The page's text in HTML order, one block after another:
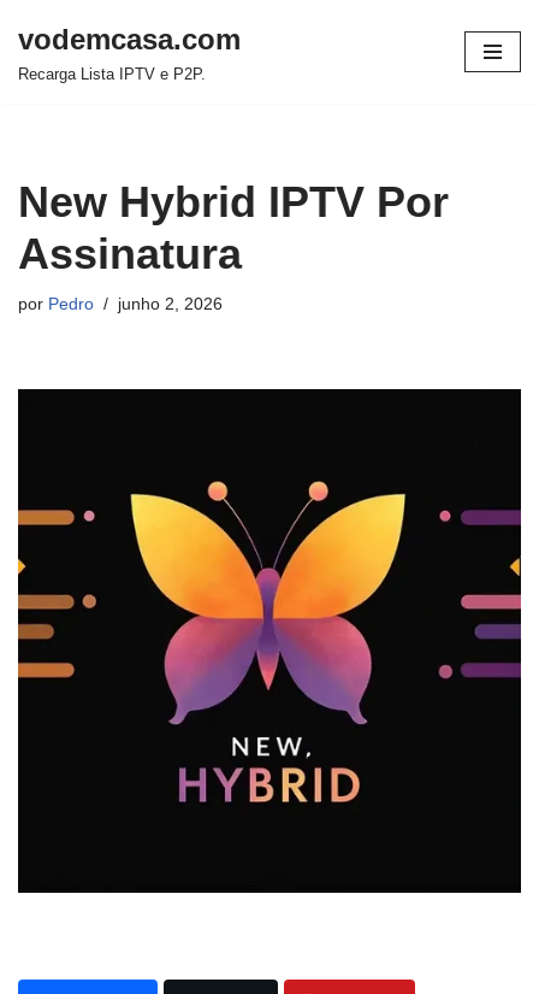
Pular
vodemcasa.com
Recarga Lista IPTV e P2P.
New Hybrid IPTV Por
Assinatura
por Pedro junho 2, 2026